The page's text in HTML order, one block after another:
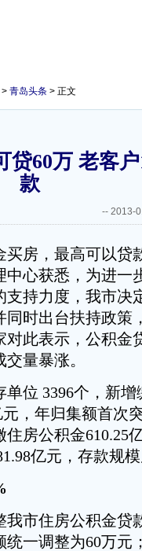
> 青岛头条 > 正文
贷60万 老客
款
-- 2013-
房，最高可以贷
中心获悉，为进一
持力度，我市决
时出台扶持政策
此表示，公积金
量暴涨。
3396个，新增
，年归集额首次
房公积金610.25
亿元，存款规
市住房公积金贷
一调整为60万元